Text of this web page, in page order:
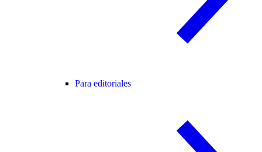
Para editoriales